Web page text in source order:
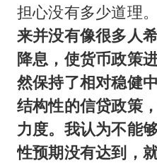
担心没有多少道理
来并没有像很多人
降息，使货币政策
然保持了相对稳健
结构性的信贷政策
力度。我认为不能
性预期没有达到，